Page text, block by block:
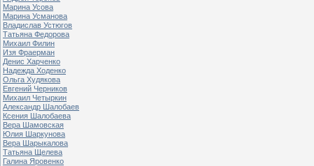
Марина Усова
Марина Усманова
Владислав Устюгов
Татьяна Федорова
Михаил Филин
Изя Фраерман
Денис Харченко
Надежда Ходенко
Ольга Худякова
Евгений Черников
Михаил Четыркин
Александр Шалобаев
Ксения Шалобаева
Вера Шамовская
Юлия Шаркунова
Вера Шарыкалова
Татьяна Щелева
Галина Яровенко